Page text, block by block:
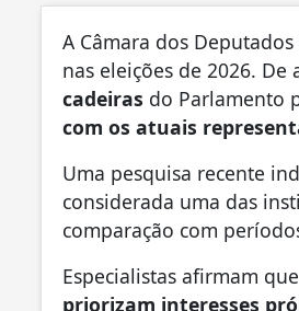
A Câmara dos
nas eleições de 2026.
cadeiras do Parlamento
com os atuais
Uma pesquisa recente
considerada uma das
comparação com
Especialistas afirmam
priorizam interesses